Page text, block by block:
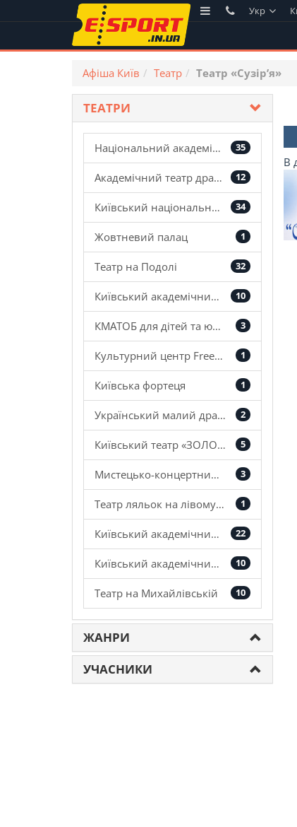
Укр
Афіша Київ Театр Театр «Сузір’я»
ТЕАТРИ
35
Національний академічний драматичний театр ім.Лесі Українки
12
Академічний театр драми і комедії
34
Київський національний академічний театр оперети
1
Жовтневий палац
32
Театр на Подолі
10
Київський академічний театр ляльок
3
КМАТОБ для дітей та юнацтва
1
Культурний центр Freedom Hall
1
Київська фортеця
2
Український малий драматичний театр
5
Київський театр «ЗОЛОТІ ВОРОТА»
3
Мистецько-концертний центр ім. Івана Козловського
1
Театр ляльок на лівому березі Дніпра
22
Київський академічний театр «Колесо»
10
Київський академічний театр українського фольклору «Берегиня»
10
Театр на Михайлівській
ЖАНРИ
УЧАСНИКИ
В